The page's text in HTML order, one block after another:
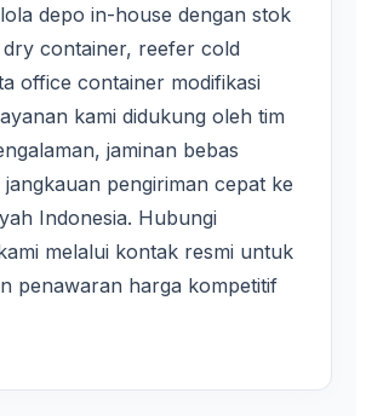
depo in-house dengan stok
container, reefer cold
office container modifikasi
kami didukung oleh tim
jaminan bebas
pengiriman cepat ke
Indonesia. Hubungi
melalui kontak resmi untuk
penawaran harga kompetitif